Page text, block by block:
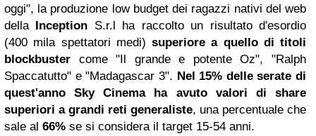
oggi", la produzione low budget dei ragazzi nativi del web
della
Inception S.r.l ha raccolto un risultato d'esordio
(400 mila spettatori medi) superiore a quello di titoli
blockbuster come "Il grande e potente Oz", "Ralph
Spaccatutto" e "Madagascar 3". Nel 15% delle serate di
quest'anno Sky Cinema ha avuto valori di share
superiori a grandi reti generaliste, una percentuale che
sale al 66% se si considera il target 15-54 anni.